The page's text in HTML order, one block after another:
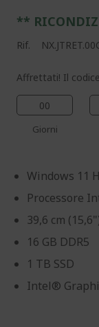
**
Rif.
Affrettati! Il
00
Giorni
Windows 11
Processore
39,6 cm
16 GB DDR5
1 TB SSD
Intel®